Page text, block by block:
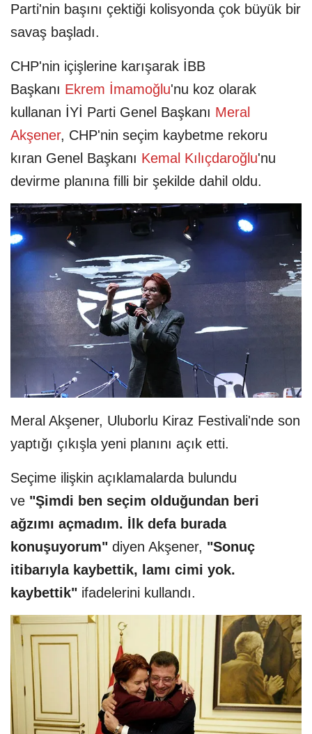
Parti'nin başını çektiği kolisyonda çok büyük bir
savaş başladı.
CHP'nin içişlerine karışarak İBB
Başkanı Ekrem İmamoğlu'nu koz olarak
kullanan İYİ Parti Genel Başkanı Meral
Akşener, CHP'nin seçim kaybetme rekoru
kıran Genel Başkanı Kemal Kılıçdaroğlu'nu
devirme planına filli bir şekilde dahil oldu.
Meral Akşener, Uluborlu Kiraz Festivali'nde son
yaptığı çıkışla yeni planını açık etti.
Seçime ilişkin açıklamalarda bulundu
ve "Şimdi ben seçim olduğundan beri
ağzımı açmadım. İlk defa burada
konuşuyorum" diyen Akşener, "Sonuç
itibarıyla kaybettik, lamı cimi yok.
kaybettik" ifadelerini kullandı.